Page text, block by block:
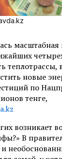
новые
по
тенге,
возникает
В